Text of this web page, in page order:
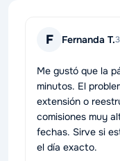
F Fernanda T.
Me gustó que la
minutos. El
extensión o
comisiones muy
fechas. Sirve si
el día exacto.